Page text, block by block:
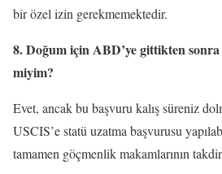
bir özel izin gerekmemektedir.
8. Doğum için ABD’ye gittikten
miyim?
Evet, ancak bu başvuru kalış süreniz
USCIS’e statü uzatma başvurusu
tamamen göçmenlik makamlarının